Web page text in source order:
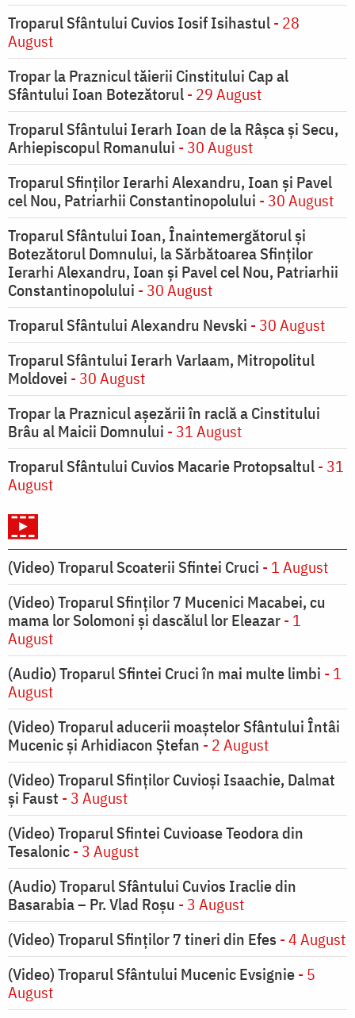
Troparul Sfântului Cuvios Iosif Isihastul- 28
August
Tropar la Praznicul tăierii Cinstitului Cap al
Sfântului Ioan Botezătorul- 29 August
Troparul Sfântului Ierarh Ioan de la Râşca şi Secu,
Arhiepiscopul Romanului - 30 August
Troparul Sfinţilor Ierarhi Alexandru, Ioan şi Pavel
cel Nou, Patriarhii Constantinopolului - 30 August
Troparul Sfântului Ioan, Înaintemergătorul şi
Botezătorul Domnului, la Sărbătoarea Sfinţilor
Ierarhi Alexandru, Ioan şi Pavel cel Nou, Patriarhii
Constantinopolului - 30 August
Troparul Sfântului Alexandru Nevski - 30 August
Troparul Sfântului Ierarh Varlaam, Mitropolitul
Moldovei - 30 August
Tropar la Praznicul aşezării în raclă a Cinstitului
Brâu al Maicii Domnului - 31 August
Troparul Sfântului Cuvios Macarie Protopsaltul- 31
August
(Video) Troparul Scoaterii Sfintei Cruci - 1 August
(Video) Troparul Sfinților 7 Mucenici Macabei, cu
mama lor Solomoni și dascălul lor Eleazar- 1
August
(Audio) Troparul Sfintei Cruci în mai multe limbi - 1
August
(Video) Troparul aducerii moaștelor Sfântului Întâi
Mucenic și Arhidiacon Ștefan - 2 August
(Video) Troparul Sfinților Cuvioși Isaachie, Dalmat
și Faust - 3 August
(Video) Troparul Sfintei Cuvioase Teodora din
Tesalonic- 3 August
(Audio) Troparul Sfântului Cuvios Iraclie din
Basarabia – Pr. Vlad Roșu - 3 August
(Video) Troparul Sfinților 7 tineri din Efes - 4 August
(Video) Troparul Sfântului Mucenic Evsignie- 5
August